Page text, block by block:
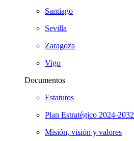
Santiago
Sevilla
Zaragoza
Vigo
Documentos
Estatutos
Plan Estratégico 2024-2032
Misión, visión y valores